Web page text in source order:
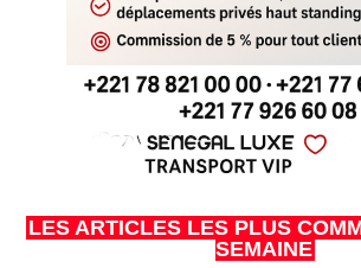
LES ARTICLES LES PLUS
SEMAINE